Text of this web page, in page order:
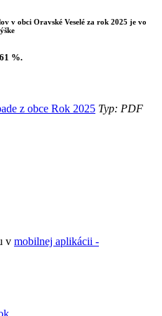
v obci Oravské Veselé za rok 2025 je vo
%.
z obce Rok 2025 Typ: PDF
v mobilnej aplikácii -